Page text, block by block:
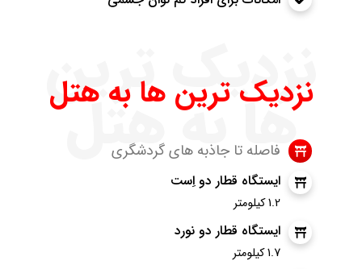
نزدیک ترین
ها به هتل
نزدیک ترین ها به هتل
فاصله تا جاذبه های گردشگری
ایستگاه قطار دو اِست
1.2 کیلومتر
ایستگاه قطار دو نورد
1.7 کیلومتر